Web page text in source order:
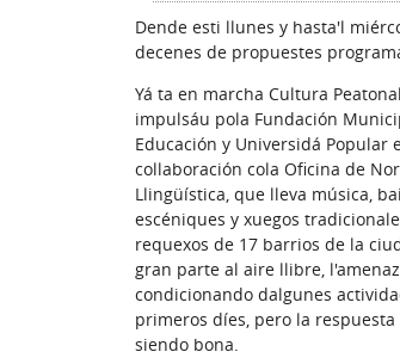
Dende esti llunes y hasta'l
decenes de propuestes
Yá ta en marcha Cultura
impulsáu pola Fundación
Educación y Universidá Popular
collaboración cola Oficina de
Llingüística, que lleva música,
escéniques y xuegos
requexos de 17 barrios de la
gran parte al aire llibre,
condicionando dalgunes
primeros díes, pero la
siendo bona.